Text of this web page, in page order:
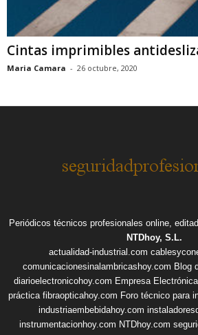
Cintas imprimibles
Maria Camara - 26 octubre, 2020
Periódicos técnicos profesionales online,
NTDhoy, S.L.
actualidad-industrial.com
comunicacionesinalambricashoy.com Blog
diarioelectronicohoy.com Empresa
práctica fibraopticahoy.com Foro técnico para
industriaembebidahoy.com
instrumentacionhoy.com NTDhoy.com